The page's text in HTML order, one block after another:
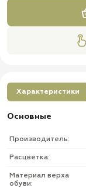
Характеристики
Основные
Производитель:
Расцветка:
Материал верха
обуви: